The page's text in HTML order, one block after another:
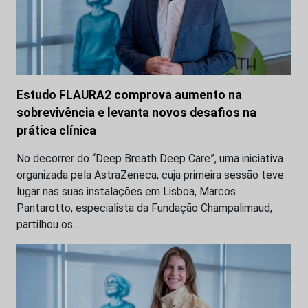
Estudo FLAURA2 comprova aumento na
sobrevivência e levanta novos desafios na
prática clínica
No decorrer do “Deep Breath Deep Care”, uma iniciativa
organizada pela AstraZeneca, cuja primeira sessão teve
lugar nas suas instalações em Lisboa, Marcos
Pantarotto, especialista da Fundação Champalimaud,
partilhou os…